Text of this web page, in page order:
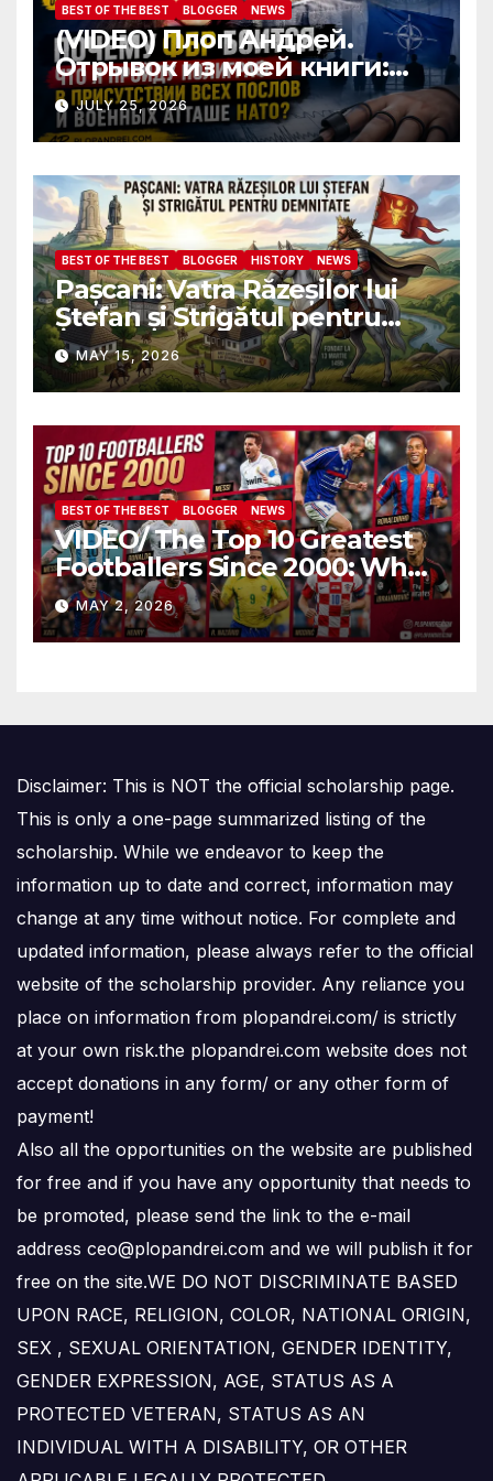
BEST OF THE BEST BLOGGER NEWS
(VIDEO) Плоп Андрей.
Отрывок из моей книги:
Почему ФБР боится, что я
пройду полиграф в
присутствии всех послов и
военных атташе НАТО?
JULY 25, 2026
BEST OF THE BEST BLOGGER HISTORY NEWS
Pașcani: Vatra Răzeșilor lui
Ștefan și Strigătul pentru
Demnitate în Fața
Amalgamării
MAY 15, 2026
BEST OF THE BEST BLOGGER NEWS
VIDEO/ The Top 10 Greatest
Footballers Since 2000: Who
Is Number One
MAY 2, 2026
Disclaimer: This is NOT the official scholarship page.
This is only a one-page summarized listing of the
scholarship. While we endeavor to keep the
information up to date and correct, information may
change at any time without notice. For complete and
updated information, please always refer to the official
website of the scholarship provider. Any reliance you
place on information from plopandrei.com/ is strictly
at your own risk.the plopandrei.com website does not
accept donations in any form/ or any other form of
payment!
Also all the opportunities on the website are published
for free and if you have any opportunity that needs to
be promoted, please send the link to the e-mail
address ceo@plopandrei.com and we will publish it for
free on the site.WE DO NOT DISCRIMINATE BASED
UPON RACE, RELIGION, COLOR, NATIONAL ORIGIN,
SEX , SEXUAL ORIENTATION, GENDER IDENTITY,
GENDER EXPRESSION, AGE, STATUS AS A
PROTECTED VETERAN, STATUS AS AN
INDIVIDUAL WITH A DISABILITY, OR OTHER